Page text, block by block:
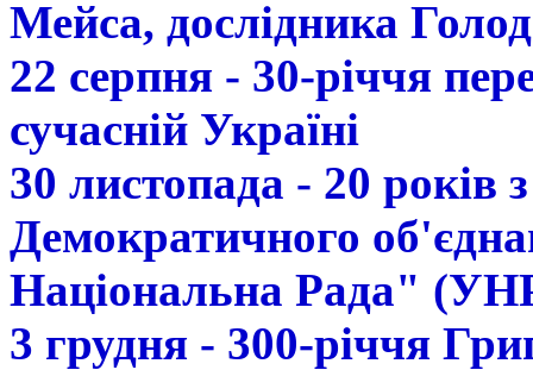
Мейса, дослідника
22 серпня - 30-річчя
сучасній Україні
30 листопада - 20 років
Демократичного
Національна Рада"
3 грудня - 300-річчя